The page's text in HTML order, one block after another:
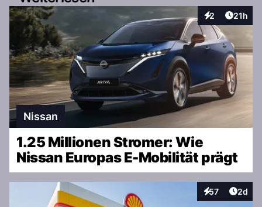
2
Interaktionen
Artikel
21h
Nissan
1.25 Millionen Stromer: Wie
Nissan Europas E-Mobilität prägt
57
Interaktionen
2d